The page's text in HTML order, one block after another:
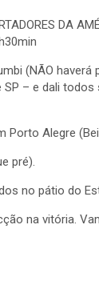
DA
(NÃO
– e dali
Alegre
pré).
no pátio do
na vitória.